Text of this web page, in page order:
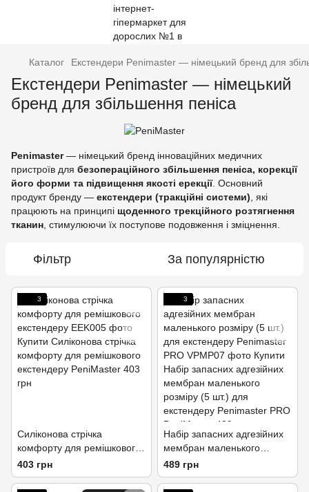
Каталог Екстендери Penimaster — німецький бренд для
Екстендери Penimaster — німецький
бренд для збільшення пеніса
Penimaster— німецький бренд інноваційних медичних
пристроїв для безопераційного збільшення пеніса, корекції
його форми та підвищення якості ерекції. Основний
продукт бренду — екстендери (тракційні системи), які
працюють на принципі щоденного трекційного розтягнення
тканин, стимулюючи їх поступове подовження і зміцнення.
Фільтр За популярністю
3
Силіконова стрічка
комфорту для ремішкового
екстендеру
403 грн
3
Набір запасних адгезійних
мембран маленького
розміру (5 шт.) для
екстендеру Penimaster PRO
489 грн